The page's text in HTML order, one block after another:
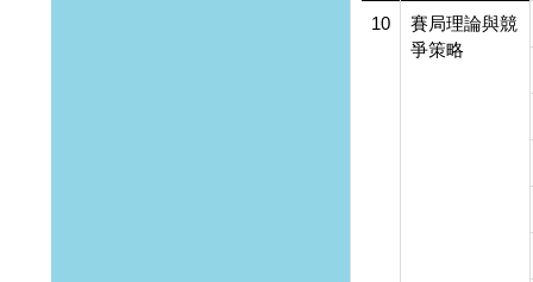
10
賽局理論與競
爭策略